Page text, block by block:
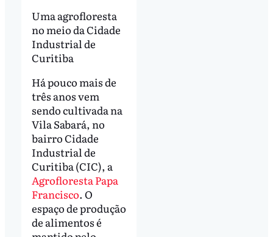
Uma agrofloresta
no meio da Cidade
Industrial de
Curitiba
Há pouco mais de
três anos vem
sendo cultivada na
Vila Sabará, no
bairro Cidade
Industrial de
Curitiba (CIC), a
Agrofloresta Papa
Francisco. O
espaço de produção
de alimentos é